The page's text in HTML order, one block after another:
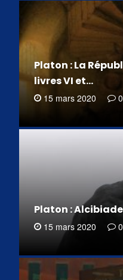
Platon : La
livres VI et…
15 mars 2020 0
Platon : Alcibiade
15 mars 2020 0